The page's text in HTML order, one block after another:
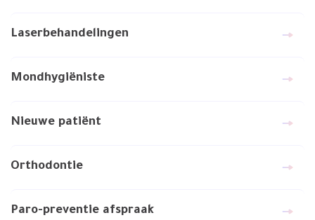
Laserbehandelingen
Mondhygiëniste
Nieuwe patiënt
Orthodontie
Paro-preventie afspraak